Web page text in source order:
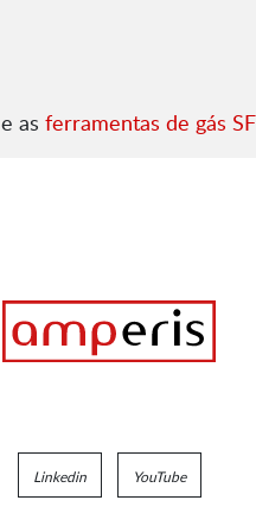
e as ferramentas de gás
Linkedin YouTube